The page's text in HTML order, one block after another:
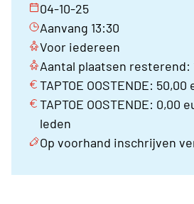
04-10-25
Aanvang 13:30
Voor iedereen
Aantal plaatsen resterend:
TAPTOE OOSTENDE:
TAPTOE OOSTENDE: 0,00
leden
Op voorhand inschrijven